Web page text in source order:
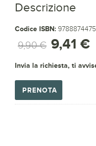
Descrizione
Codice ISBN:
9,90 € 9,41 €
Invia la richiesta, ti
PRENOTA